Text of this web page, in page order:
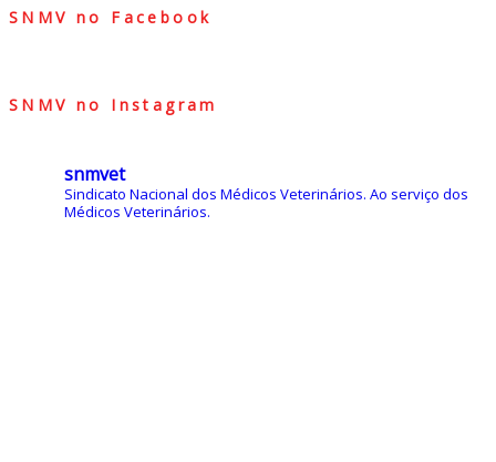
SNMV no Facebook
SNMV no Instagram
snmvet
Sindicato Nacional dos Médicos Veterinários. Ao serviço dos
Médicos Veterinários.